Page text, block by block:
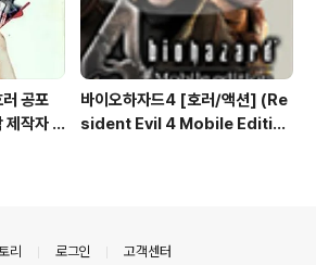
공포
제작자 1
바이오하자드4 [호러/액션] (Re
sident Evil 4 Mobile Editio
리 로그인 고객센터